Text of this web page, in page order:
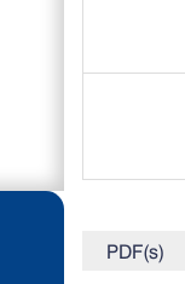
PDF(s)